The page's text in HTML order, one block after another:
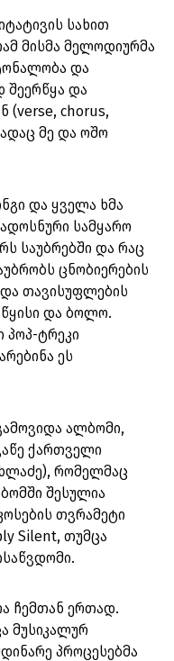
სახით
მისმა მელოდიურმა
და
შეერწყა და
(verse, chorus,
მე და ოშო
და ყველა ხმა
სამყარო
საუბრებში და რაც
ცნობიერების
თავისუფლების
და ბოლო.
პოპ-ტრეკი
ეს
ალბომი,
ქართველი
რომელმაც
შესულია
თვრამეტი
Silent, თუმცა
ჩემთან ერთად.
მუსიკალურ
პროცესებმა